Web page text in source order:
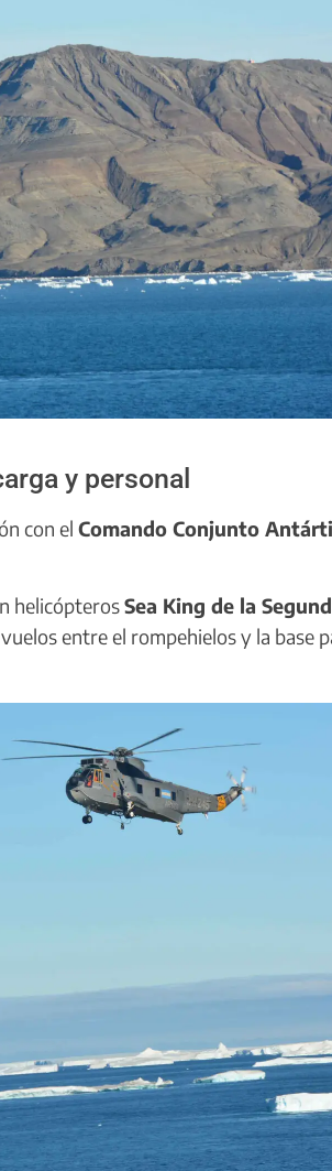
y personal
con el Comando Conjunto
helicópterosSea King de la
entre el rompehielos y la base